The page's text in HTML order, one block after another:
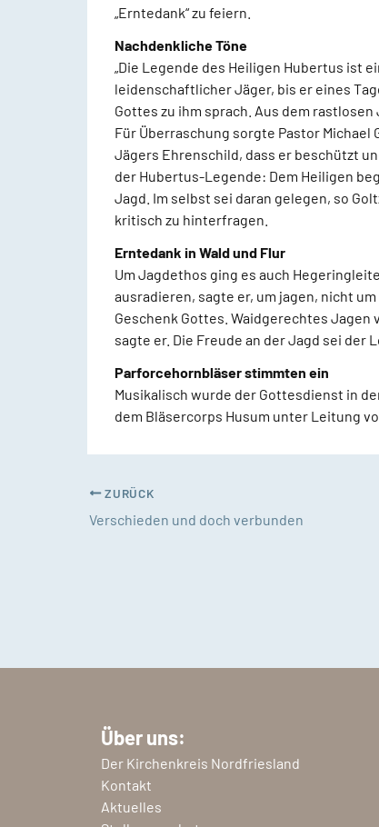
„Erntedank“ zu feiern.
Nachdenkliche Töne
„Die Legende des Heiligen Hubertus ist
leidenschaftlicher Jäger, bis er eines
Gottes zu ihm sprach. Aus dem
Für Überraschung sorgte Pastor Michael
Jägers Ehrenschild, dass er beschützt
der Hubertus-Legende: Dem Heiligen
Jagd. Im selbst sei daran gelegen, so
kritisch zu hinterfragen.
Erntedank in Wald und Flur
Um Jagdethos ging es auch
ausradieren, sagte er, um jagen, nicht
Geschenk Gottes. Waidgerechtes Jagen
sagte er. Die Freude an der Jagd sei der
Parforcehornbläser stimmten ein
Musikalisch wurde der Gottesdienst in
dem Bläsercorps Husum unter Leitung
ZURÜCK
Verschieden und doch verbunden
Über uns:
Der Kirchenkreis Nordfriesland
Kontakt
Aktuelles